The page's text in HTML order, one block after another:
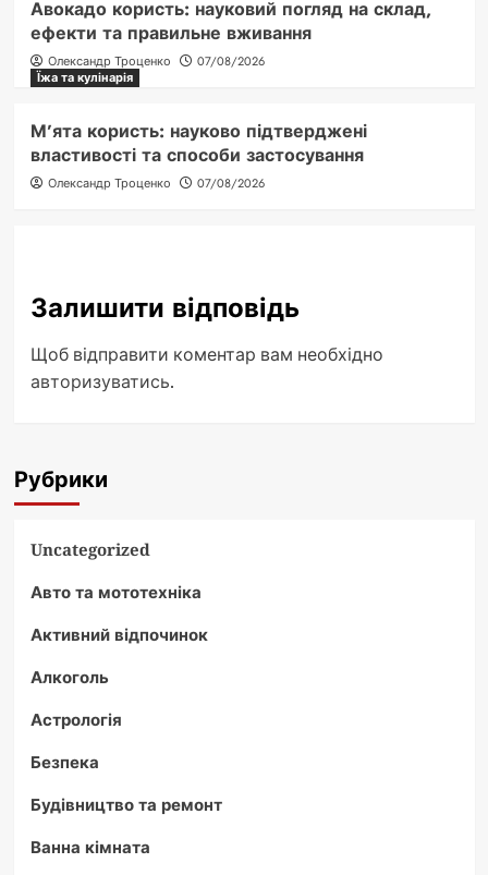
Авокадо користь: науковий погляд на склад,
ефекти та правильне вживання
Олександр Троценко
07/08/2026
Їжа та кулінарія
М’ята користь: науково підтверджені
властивості та способи застосування
Олександр Троценко 07/08/2026
Залишити відповідь
Щоб відправити коментар вам необхідно
авторизуватись.
Рубрики
Uncategorized
Авто та мототехніка
Активний відпочинок
Алкоголь
Астрологія
Безпека
Будівництво та ремонт
Ванна кімната